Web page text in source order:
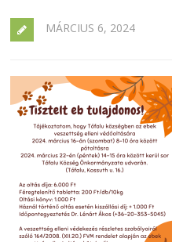
MÁRCIUS 6, 2024